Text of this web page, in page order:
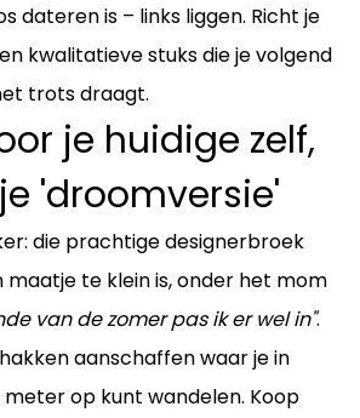
dateren is – links liggen. Richt je
kwalitatieve stuks die je volgend
trots draagt.
je huidige zelf,
'droomversie'
die prachtige designerbroek
maatje te klein is, onder het mom
van de zomer pas ik er wel in".
aanschaffen waar je in
op kunt wandelen. Koop